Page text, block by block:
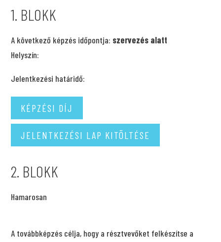
1. BLOKK
A következő képzés időpontja: szervezés alatt
Helyszín:
Jelentkezési határidő:
KÉPZÉSI DÍJ
JELENTKEZÉSI LAP KITÖLTÉSE
2. BLOKK
Hamarosan
A továbbképzés célja, hogy a résztvevőket felkészítse a